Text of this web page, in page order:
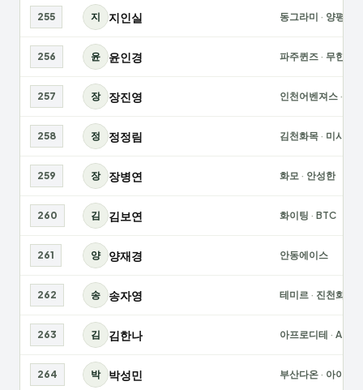
255 지 지인실 동그라미 · 양평여
256 윤 윤인경 파주퀸즈 · 무한도
257 장 장진영 인천어벤져스 ·
258 정 정정림 김천화목 · 미시몽
259 장 장병연 화모 · 안성한
260 김 김보연 화이팅 · BTC
261 양 양재경 안동에이스
262 송 송자영 테미르 · 진천화랑
263 김 김한나 아프로디테 · A-
264 박 박성민 부산다온 · 아이루